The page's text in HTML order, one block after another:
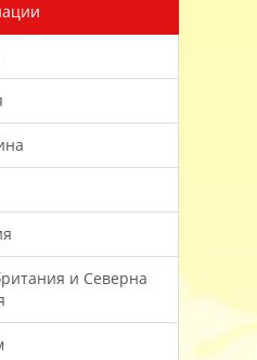
и Северна